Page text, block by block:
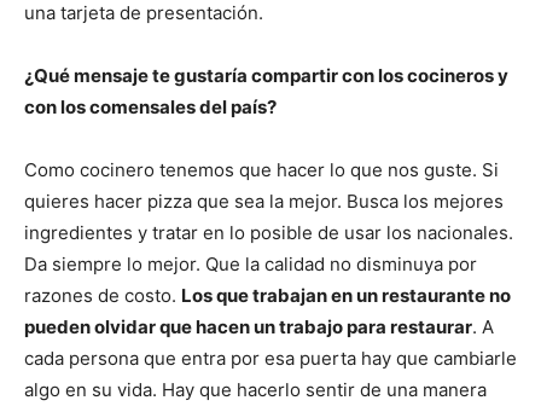
una tarjeta de presentación.
¿Qué mensaje te gustaría compartir con los cocineros y
con los comensales del país?
Como cocinero tenemos que hacer lo que nos guste. Si
quieres hacer pizza que sea la mejor. Busca los mejores
ingredientes y tratar en lo posible de usar los nacionales.
Da siempre lo mejor. Que la calidad no disminuya por
razones de costo. Los que trabajan en un restaurante no
pueden olvidar que hacen un trabajo para restaurar. A
cada persona que entra por esa puerta hay que cambiarle
algo en su vida. Hay que hacerlo sentir de una manera